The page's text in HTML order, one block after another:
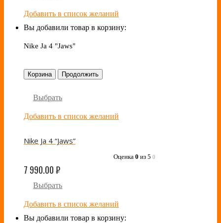
Добавить в список желаний
Вы добавили товар в корзину:
Nike Ja 4 "Jaws"
Корзина Продолжить
Выбрать
Добавить в список желаний
Nike Ja 4 “Jaws”
Оценка 0 из 5 0
7 990.00₽
Выбрать
Добавить в список желаний
Вы добавили товар в корзину: